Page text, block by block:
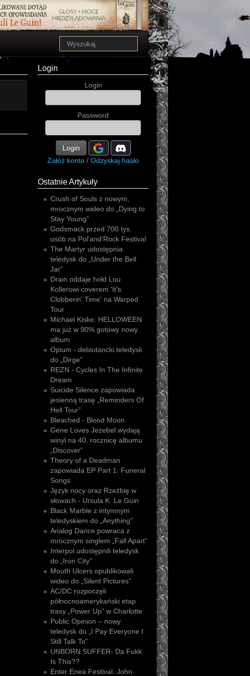
Login
Login
Password
Login
Załóż konto / Odzyskaj hasło
Ostatnie Artykuły
Crush of Souls z nowym,
mrocznym wideo do „Dying to
Stay Young”
Godsmack przed 700 tys.
osób na Pol'and'Rock Festival
The Martyr udostępnia
teledysk do „Under the Bell
Jar”
Drain oddaje hołd Lou
Kollerowi coverem 'It's
Clobberin' Time' na Warped
Tour
Michael Kiske: HELLOWEEN
ma już w 90% gotowy nowy
album
Opium - debiutancki teledysk
do „Dirge”
REZN - Cycles In The Infinite
Dream
Suicide Silence zapowiada
jesienną trasę „Reminders Of
Hell Tour”
Bleached - Blood Moon
Gene Loves Jezebel wydają
winyl na 40. rocznicę albumu
„Discover”
Theory of a Deadman
zapowiada EP Part 1: Funeral
Songs
Język nocy oraz Rzeźbię w
słowach - Ursula K. Le Guin
Black Marble z intymnym
teledyskiem do „Anything”
Analog Dance powraca z
mrocznym singlem „Fall Apart”
Interpol udostępnili teledysk
do „Iron City”
Mouth Ulcers opublikowali
wideo do „Silent Pictures”
AC/DC rozpoczęli
północnoamerykański etap
trasy „Power Up” w Charlotte
Public Opinion – nowy
teledysk do „I Pay Everyone I
Still Talk To”
UNBORN SUFFER- Da Fukk
Is This??
Enter Enea Festival. John